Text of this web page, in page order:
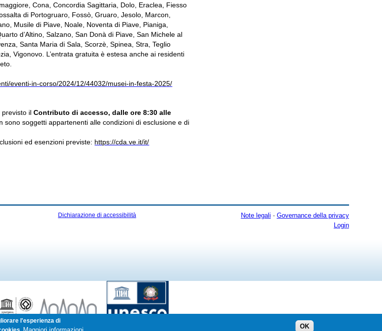
Cona, Concordia Sagittaria, Dolo, Eraclea, Fiesso
di Portogruaro, Fossò, Gruaro, Jesolo, Marcon,
Musile di Piave, Noale, Noventa di Piave, Pianiga,
d’Altino, Salzano, San Donà di Piave, San Michele al
Santa Maria di Sala, Scorzè, Spinea, Stra, Teglio
Vigonovo. L’entrata gratuita è estesa anche ai residenti
eventi-in-corso/2024/12/44032/musei-in-festa-2025/
previsto ilContributo di accesso, dalle ore 8:30 alle
sono soggetti appartenenti alle condizioni di esclusione e di
ed esenzioni previste: https://cda.ve.it/it/
Dichiarazione di accessibilità Note legali - Governance della privacy
Login
l'esperienza di
OK